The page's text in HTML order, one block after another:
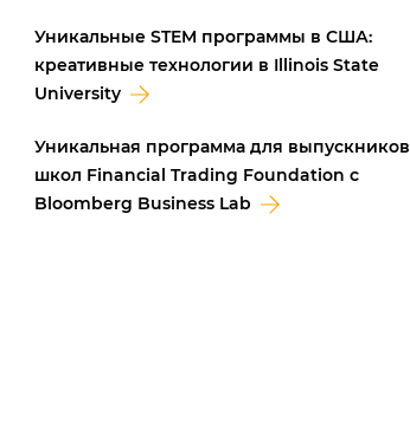
Уникальные STEM программы в США:
креативные технологии в Illinois State
University
Уникальная программа для выпускников
школ Financial Trading Foundation с
Bloomberg Business Lab